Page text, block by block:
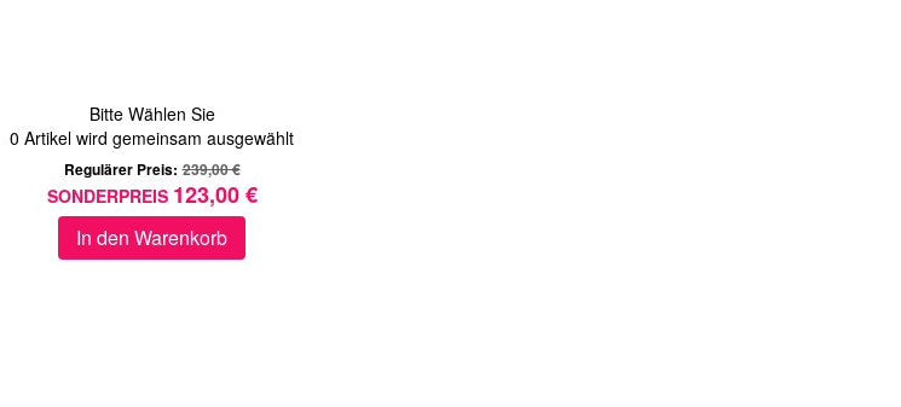
Bitte Wählen Sie
0 Artikel wird gemeinsam ausgewählt
Regulärer Preis: 239,00 €
SONDERPREIS 123,00 €
In den Warenkorb